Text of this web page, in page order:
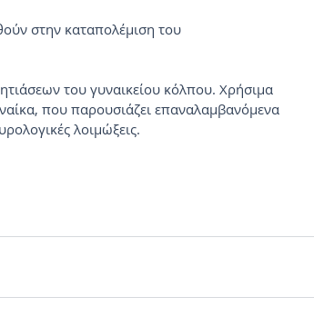
στην καταπολέμιση του
του γυναικείου κόλπου. Χρήσιμα
που παρουσιάζει επαναλαμβανόμενα
λοιμώξεις.